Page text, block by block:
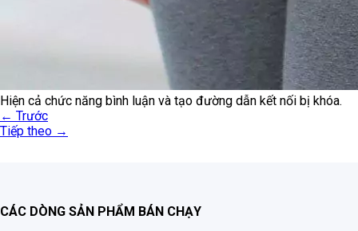
Hiện cả chức năng bình luận và tạo đường dẫn kết nối bị khóa.
← Trước
Tiếp theo →
CÁC DÒNG SẢN PHẨM BÁN CHẠY